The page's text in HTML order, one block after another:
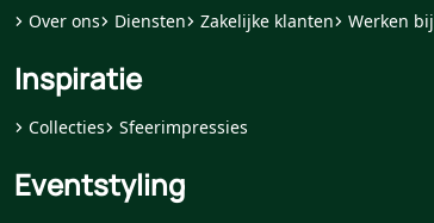
Over ons Diensten Zakelijke klanten Werken bij
Inspiratie
Collecties Sfeerimpressies
Eventstyling